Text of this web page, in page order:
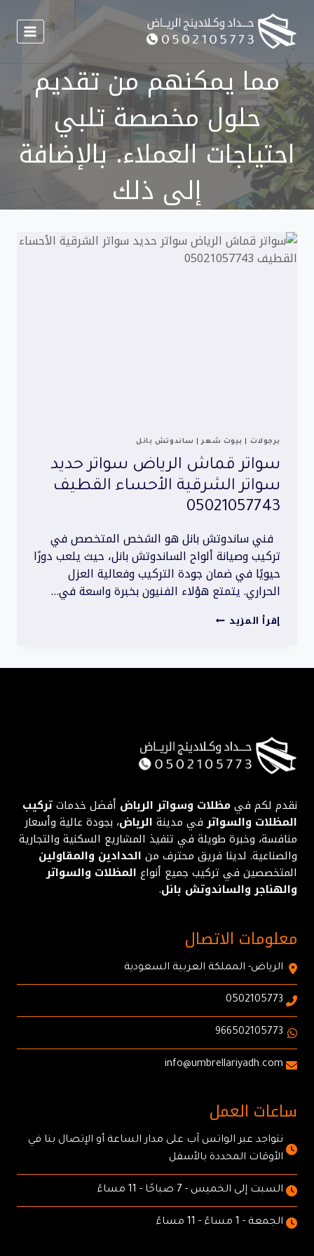
المحتوى
مما يمكنهم من تقديم
حلول مخصصة تلبي
احتياجات العملاء. بالإضافة
إلى ذلك
برجولات بيوت شعر| ساندوتش بانل
سواتر قماش الرياض سواتر حديد
سواتر الشرقية الأحساء القطيف
05021057743
فني ساندوتش بانل هو الشخص المتخصص في
تركيب وصيانة ألواح الساندوتش بانل، حيث يلعب دورًا
حيويًا في ضمان جودة التركيب وفعالية العزل
الحراري. يتمتع هؤلاء الفنيون بخبرة واسعة في…
إقرأ المزيد سواتر
حديد
05021057743
نقدم لكم فيمظلات وسواتر الرياض أفضل خدماتتركيب
المظلات والسواترفي مدينة الرياض، بجودة عالية وأسعار
منافسة، وخبرة طويلة في تنفيذ المشاريع السكنية والتجارية
والصناعية. لدينا فريق محترف من الحدادين والمقاولين
المتخصصين في تركيب جميع أنواع المظلات والسواتر
والهناجر والساندوتش بانل.
معلومات الاتصال
الرياض- المملكة العربية السعودية
0502105773
966502105773
info@umbrellariyadh.com
ساعات العمل
نتواجد عبر الواتس آب على مدار الساعة أو الإتصال بنا في
الأوقات المحددة بالأسفل
السبت إلى الخميس - 7 صباحًا - 11 مساءً
الجمعة - 1 مساءً - 11 مساءً